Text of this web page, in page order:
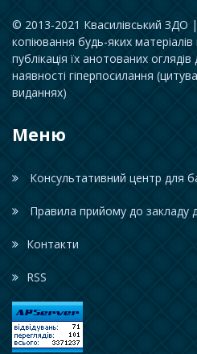
© 2013-2021 Квасилівський ЗДО
копіювання будь-яких
публікація їх анотованих
наявності гіперпосилання
виданнях)
Меню
Консультативний центр для
Правила прийому до закладу
Контакти
RSS